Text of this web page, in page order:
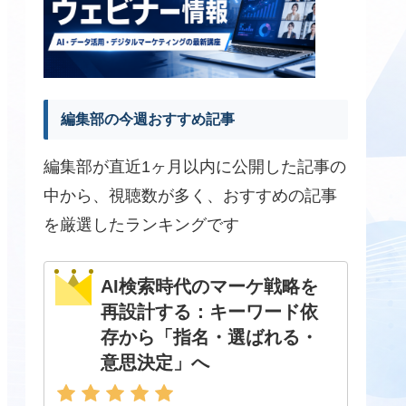
編集部の今週おすすめ記事
編集部が直近1ヶ月以内に公開した記事の
中から、視聴数が多く、おすすめの記事
を厳選したランキングです
AI検索時代のマーケ戦略を
再設計する：キーワード依
存から「指名・選ばれる・
意思決定」へ